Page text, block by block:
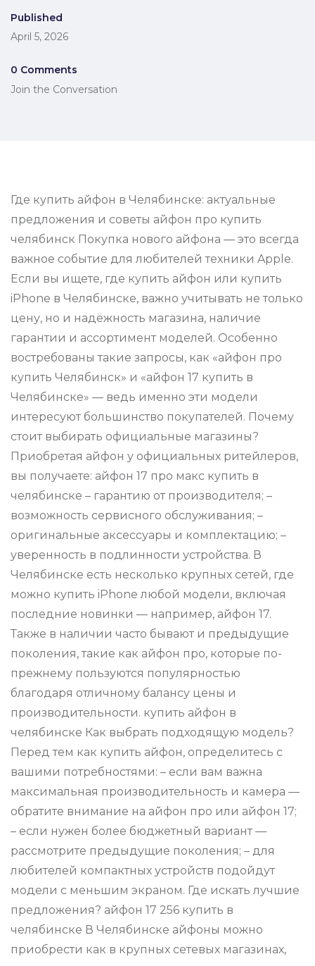
Published
April 5, 2026
0 Comments
Join the Conversation
Где купить айфон в Челябинске: актуальные
предложения и советы айфон про купить
челябинск Покупка нового айфона — это всегда
важное событие для любителей техники Apple.
Если вы ищете, где купить айфон или купить
iPhone в Челябинске, важно учитывать не только
цену, но и надёжность магазина, наличие
гарантии и ассортимент моделей. Особенно
востребованы такие запросы, как «айфон про
купить Челябинск» и «айфон 17 купить в
Челябинске» — ведь именно эти модели
интересуют большинство покупателей. Почему
стоит выбирать официальные магазины?
Приобретая айфон у официальных ритейлеров,
вы получаете: айфон 17 про макс купить в
челябинске – гарантию от производителя; –
возможность сервисного обслуживания; –
оригинальные аксессуары и комплектацию; –
уверенность в подлинности устройства. В
Челябинске есть несколько крупных сетей, где
можно купить iPhone любой модели, включая
последние новинки — например, айфон 17.
Также в наличии часто бывают и предыдущие
поколения, такие как айфон про, которые по-
прежнему пользуются популярностью
благодаря отличному балансу цены и
производительности. купить айфон в
челябинске Как выбрать подходящую модель?
Перед тем как купить айфон, определитесь с
вашими потребностями: – если вам важна
максимальная производительность и камера —
обратите внимание на айфон про или айфон 17;
– если нужен более бюджетный вариант —
рассмотрите предыдущие поколения; – для
любителей компактных устройств подойдут
модели с меньшим экраном. Где искать лучшие
предложения? айфон 17 256 купить в
челябинске В Челябинске айфоны можно
приобрести как в крупных сетевых магазинах,